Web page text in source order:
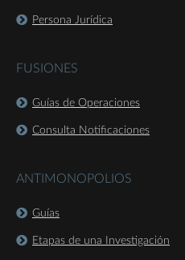
Persona Jurídica
FUSIONES
Guías de Operaciones
Consulta Notificaciones
ANTIMONOPOLIOS
Guías
Etapas de una Investigación